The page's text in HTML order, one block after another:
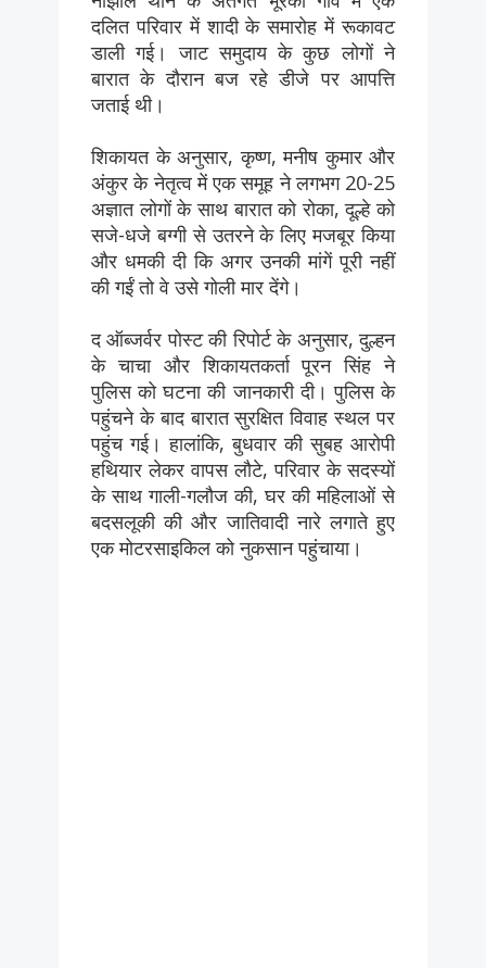
दलित परिवार में शादी के समारोह में रूकावट
डाली गई। जाट समुदाय के कुछ लोगों ने
बारात के दौरान बज रहे डीजे पर आपत्ति
जताई थी।
शिकायत के अनुसार, कृष्ण, मनीष कुमार और
अंकुर के नेतृत्व में एक समूह ने लगभग 20-25
अज्ञात लोगों के साथ बारात को रोका, दूल्हे को
सजे-धजे बग्गी से उतरने के लिए मजबूर किया
और धमकी दी कि अगर उनकी मांगें पूरी नहीं
की गईं तो वे उसे गोली मार देंगे।
द ऑब्जर्वर पोस्ट की रिपोर्ट के अनुसार, दुल्हन
के चाचा और शिकायतकर्ता पूरन सिंह ने
पुलिस को घटना की जानकारी दी। पुलिस के
पहुंचने के बाद बारात सुरक्षित विवाह स्थल पर
पहुंच गई। हालांकि, बुधवार की सुबह आरोपी
हथियार लेकर वापस लौटे, परिवार के सदस्यों
के साथ गाली-गलौज की, घर की महिलाओं से
बदसलूकी की और जातिवादी नारे लगाते हुए
एक मोटरसाइकिल को नुकसान पहुंचाया।